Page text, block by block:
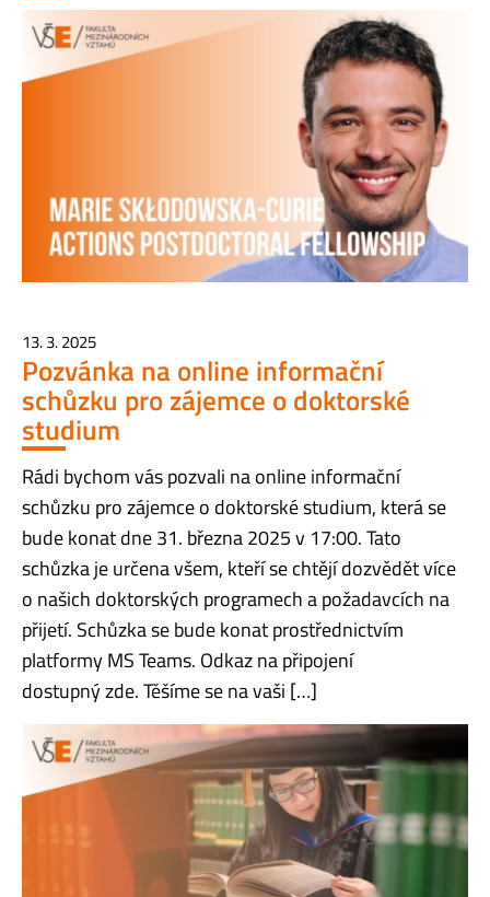
13. 3. 2025
Pozvánka na online informační
schůzku pro zájemce o doktorské
studium
Rádi bychom vás pozvali na online informační
schůzku pro zájemce o doktorské studium, která se
bude konat dne 31. března 2025 v 17:00. Tato
schůzka je určena všem, kteří se chtějí dozvědět více
o našich doktorských programech a požadavcích na
přijetí. Schůzka se bude konat prostřednictvím
platformy MS Teams. Odkaz na připojení
dostupný zde. Těšíme se na vaši […]